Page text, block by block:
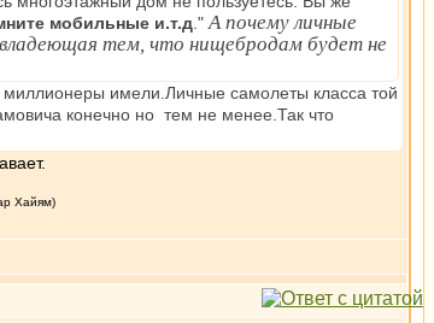
мобильные и.т.д ."А почему личные
тем, что нищебродам будет не
имели.Личные самолеты класса той
конечно но тем не менее.Так что
Хайям)